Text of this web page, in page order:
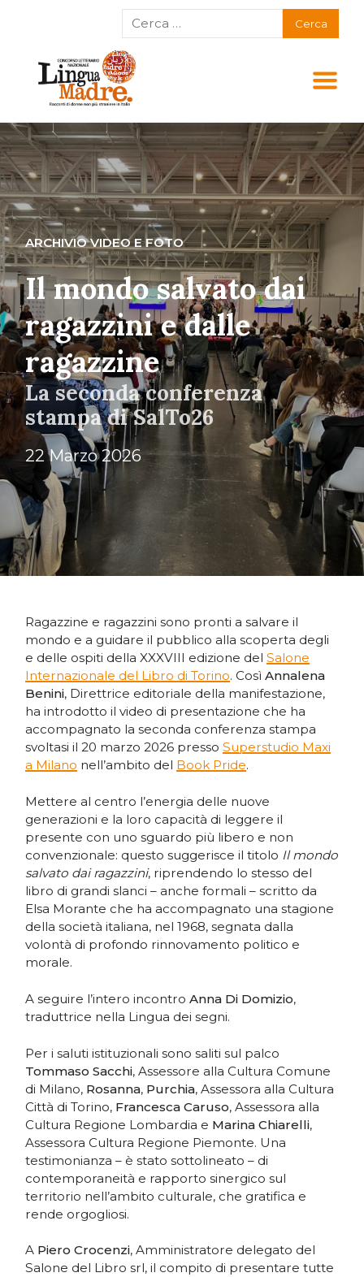
ARCHIVIO VIDEO E FOTO
Il mondo salvato dai
ragazzini e dalle
ragazzine
La seconda conferenza
stampa di SalTo26
22 Marzo 2026
Ragazzine e ragazzini sono pronti a salvare il
mondo e a guidare il pubblico alla scoperta degli
e delle ospiti della XXXVIII edizione delSalone
Internazionale del Libro di Torino. CosìAnnalena
Benini, Direttrice editoriale della manifestazione,
ha introdotto il video di presentazione che ha
accompagnato la seconda conferenza stampa
svoltasi il 20 marzo 2026 pressoSuperstudio Maxi
a Milano nell’ambito del Book Pride.
Mettere al centro l’energia delle nuove
generazioni e la loro capacità di leggere il
presente con uno sguardo più libero e non
convenzionale: questo suggerisce il titolo Il mondo
salvato dai ragazzini, riprendendo lo stesso del
libro di grandi slanci – anche formali – scritto da
Elsa Morante che ha accompagnato una stagione
della società italiana, nel 1968, segnata dalla
volontà di profondo rinnovamento politico e
morale.
A seguire l’intero incontroAnna Di Domizio,
traduttrice nella Lingua dei segni.
Per i saluti istituzionali sono saliti sul palco
Tommaso Sacchi, Assessore alla Cultura Comune
di Milano, Rosanna, Purchia, Assessora alla Cultura
Città di Torino, Francesca Caruso, Assessora alla
Cultura Regione Lombardia e Marina Chiarelli,
Assessora Cultura Regione Piemonte. Una
testimonianza – è stato sottolineato – di
contemporaneità e rapporto sinergico sul
territorio nell’ambito culturale, che gratifica e
rende orgogliosi.
A Piero Crocenzi, Amministratore delegato del
Salone del Libro srl, il compito di presentare tutte